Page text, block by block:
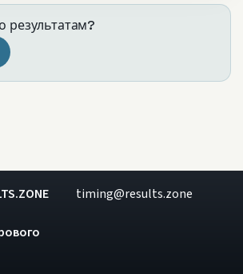
результатам?
timing@results.zone